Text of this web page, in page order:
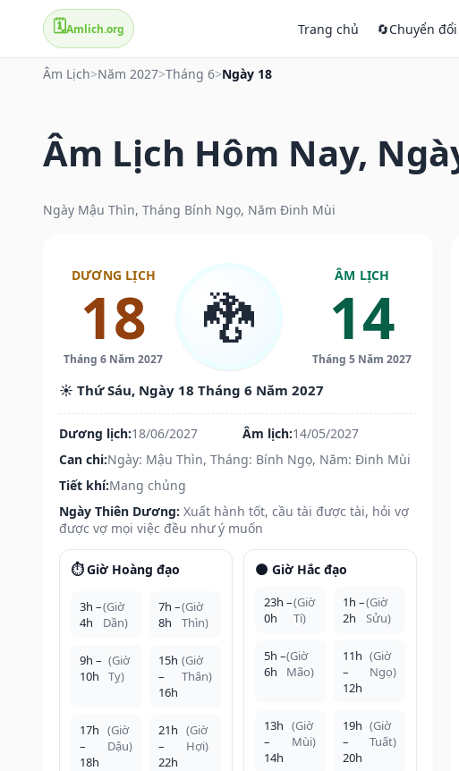
🗓️Amlich.org Trang chủ 🔄Chuyển
Âm Lịch>Năm 2027>Tháng 6>Ngày 18
Âm Lịch Hôm Nay,
Ngày Mậu Thìn, Tháng Bính Ngọ, Năm Đinh Mùi
DƯƠNG LỊCH
18
Tháng 6 Năm 2027
🐉
ÂM LỊCH
14
Tháng 5 Năm 2027
☀️ Thứ Sáu, Ngày 18 Tháng 6 Năm 2027
Dương lịch:18/06/2027 Âm lịch:14/05/2027
Can chi:Ngày: Mậu Thìn, Tháng: Bính Ngọ, Năm: Đinh Mùi
Tiết khí:Mang chủng
Ngày Thiên Dương: Xuất hành tốt, cầu tài được tài, hỏi vợ
được vợ mọi việc đều như ý muốn
⏱️ Giờ Hoàng đạo
3h –
4h
(Giờ
Dần)
7h –
8h
(Giờ
Thìn)
9h –
10h
(Giờ
Tỵ)
15h
–
16h
(Giờ
Thân)
17h
–
18h
(Giờ
Dậu)
21h
–
22h
(Giờ
Hợi)
🌑 Giờ Hắc đạo
23h –
0h
(Giờ
Tí)
1h –
2h
(Giờ
Sửu)
5h –
6h
(Giờ
Mão)
11h
–
12h
(Giờ
Ngọ)
13h
–
14h
(Giờ
Mùi)
19h
–
20h
(Giờ
Tuất)